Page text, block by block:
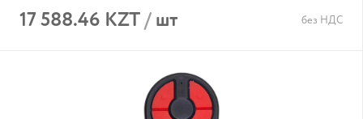
17 588.46 KZT/шт без НДС